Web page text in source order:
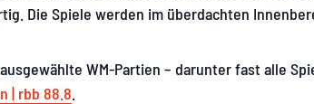
Die Spiele werden im überdachten
WM-Partien – darunter fast alle
| rbb 88.8